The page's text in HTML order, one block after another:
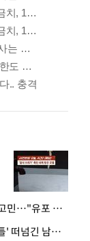
· 직장 불륜 발각된 40대 남성의 고민…"유포 동료 명예훼손·협박죄 고소 가능할까"
· 재취업한 시누이 위해 '조카 셔틀' 떠넘긴 남편…아내 "난 못한다"